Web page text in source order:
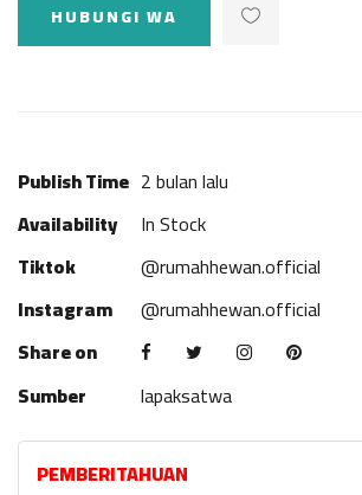
HUBUNGI WA
Publish Time 2 bulan lalu
Availability
In Stock
Tiktok
@rumahhewan.official
Instagram
@rumahhewan.official
Share on
Sumber
lapaksatwa
PEMBERITAHUAN